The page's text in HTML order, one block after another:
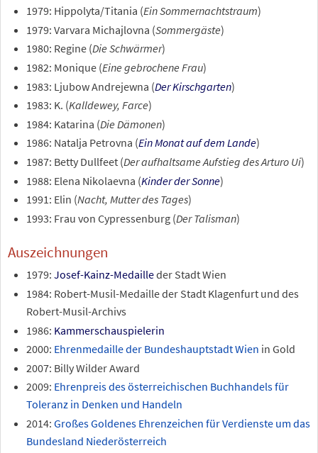
1979: Hippolyta/Titania (Ein Sommernachtstraum)
1979: Varvara Michajlovna (Sommergäste)
1980: Regine (Die Schwärmer)
1982: Monique (Eine gebrochene Frau)
1983: Ljubow Andrejewna (Der Kirschgarten)
1983: K. (Kalldewey, Farce)
1984: Katarina (Die Dämonen)
1986: Natalja Petrovna (Ein Monat auf dem Lande)
1987: Betty Dullfeet (Der aufhaltsame Aufstieg des Arturo Ui)
1988: Elena Nikolaevna (Kinder der Sonne)
1991: Elin (Nacht, Mutter des Tages)
1993: Frau von Cypressenburg (Der Talisman)
Auszeichnungen
1979: Josef-Kainz-Medailleder Stadt Wien
1984: Robert-Musil-Medaille der Stadt Klagenfurt und des
Robert-Musil-Archivs
1986: Kammerschauspielerin
2000: Ehrenmedaille der Bundeshauptstadt Wien in Gold
2007: Billy Wilder Award
2009: Ehrenpreis des österreichischen Buchhandels für
Toleranz in Denken und Handeln
2014: Großes Goldenes Ehrenzeichen für Verdienste um das
Bundesland Niederösterreich